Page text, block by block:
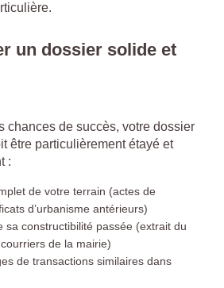
un dossier solide et
chances de succès, votre dossier
être particulièrement étayé et
:
de votre terrain (actes de
d’urbanisme antérieurs)
sa constructibilité passée (extrait du
de la mairie)
de transactions similaires dans